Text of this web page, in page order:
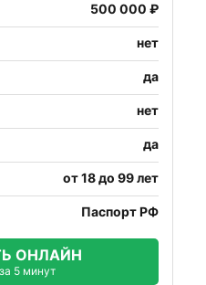
500 000 ₽
нет
да
нет
да
от 18 до 99 лет
Паспорт РФ
ОНЛАЙН
5 минут